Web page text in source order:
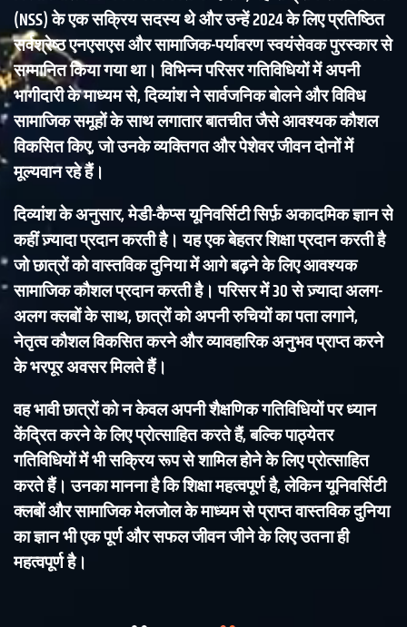
(NSS) के एक सक्रिय सदस्य थे और उन्हें 2024 के लिए प्रतिष्ठित
सर्वश्रेष्ठ एनएसएस और सामाजिक-पर्यावरण स्वयंसेवक पुरस्कार से
सम्मानित किया गया था। विभिन्न परिसर गतिविधियों में अपनी
भागीदारी के माध्यम से, दिव्यांश ने सार्वजनिक बोलने और विविध
सामाजिक समूहों के साथ लगातार बातचीत जैसे आवश्यक कौशल
विकसित किए, जो उनके व्यक्तिगत और पेशेवर जीवन दोनों में
मूल्यवान रहे हैं।
दिव्यांश के अनुसार, मेडी-कैप्स यूनिवर्सिटी सिर्फ़ अकादमिक ज्ञान से
कहीं ज़्यादा प्रदान करती है। यह एक बेहतर शिक्षा प्रदान करती है
जो छात्रों को वास्तविक दुनिया में आगे बढ़ने के लिए आवश्यक
सामाजिक कौशल प्रदान करती है। परिसर में 30 से ज़्यादा अलग-
अलग क्लबों के साथ, छात्रों को अपनी रुचियों का पता लगाने,
नेतृत्व कौशल विकसित करने और व्यावहारिक अनुभव प्राप्त करने
के भरपूर अवसर मिलते हैं।
वह भावी छात्रों को न केवल अपनी शैक्षणिक गतिविधियों पर ध्यान
केंद्रित करने के लिए प्रोत्साहित करते हैं, बल्कि पाठ्येतर
गतिविधियों में भी सक्रिय रूप से शामिल होने के लिए प्रोत्साहित
करते हैं। उनका मानना ​​है कि शिक्षा महत्वपूर्ण है, लेकिन यूनिवर्सिटी
क्लबों और सामाजिक मेलजोल के माध्यम से प्राप्त वास्तविक दुनिया
का ज्ञान भी एक पूर्ण और सफल जीवन जीने के लिए उतना ही
महत्वपूर्ण है।